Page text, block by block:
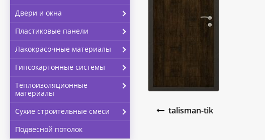
Навигация по записям
talisman-tik
Двери и окна
Пластиковые панели
Лакокрасочные материалы
Гипсокартонные системы
Теплоизоляционные
материалы
Сухие строительные смеси
Подвесной потолок